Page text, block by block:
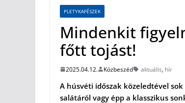
PLETYKAFÉSZEK
Mindenkit
főtt tojást!
2025.04.12. Közbeszéd aktuális, hír
A húsvéti időszak közeledtével
salátáról vagy épp a klasszikus